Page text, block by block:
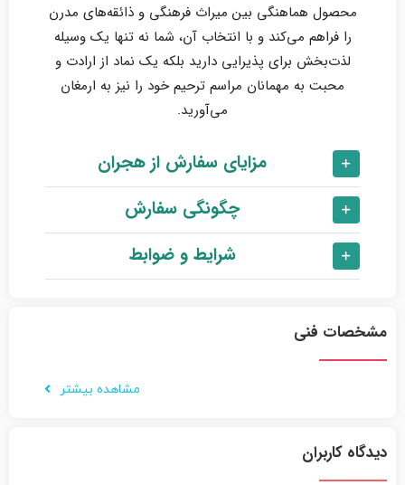
محصول هماهنگی بین میراث فرهنگی و ذائقه‌های مدرن
را فراهم می‌کند و با انتخاب آن، شما نه تنها یک وسیله
لذت‌بخش برای پذیرایی دارید بلکه یک نماد از ارادت و
محبت به مهمانان مراسم ترحیم خود را نیز به ارمغان
می‌آورید.
مزایای سفارش از هجران
چگونگی سفارش
شرایط و ضوابط
مشخصات فنی
مشاهده بیشتر
دیدگاه کاربران